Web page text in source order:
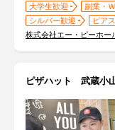
大学生歓迎 副業・
シルバー歓迎
ピア
株式会社エー・ピーホー
ピザハット 武蔵小